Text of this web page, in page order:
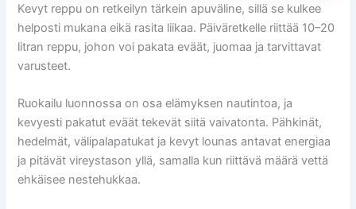
Kevyt reppu on retkeilyn tärkein apuväline, sillä se kulkee
helposti mukana eikä rasita liikaa. Päiväretkelle riittää 10–20
litran reppu, johon voi pakata eväät, juomaa ja tarvittavat
varusteet.
Ruokailu luonnossa on osa elämyksen nautintoa, ja
kevyesti pakatut eväät tekevät siitä vaivatonta. Pähkinät,
hedelmät, välipalapatukat ja kevyt lounas antavat energiaa
ja pitävät vireystason yllä, samalla kun riittävä määrä vettä
ehkäisee nestehukkaa.